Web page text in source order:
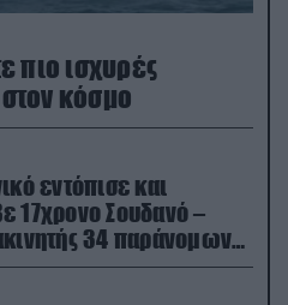
πιο ισχυρές
κόσμο
εντόπισε και
17χρονο Σουδανό –
34 παράνομων